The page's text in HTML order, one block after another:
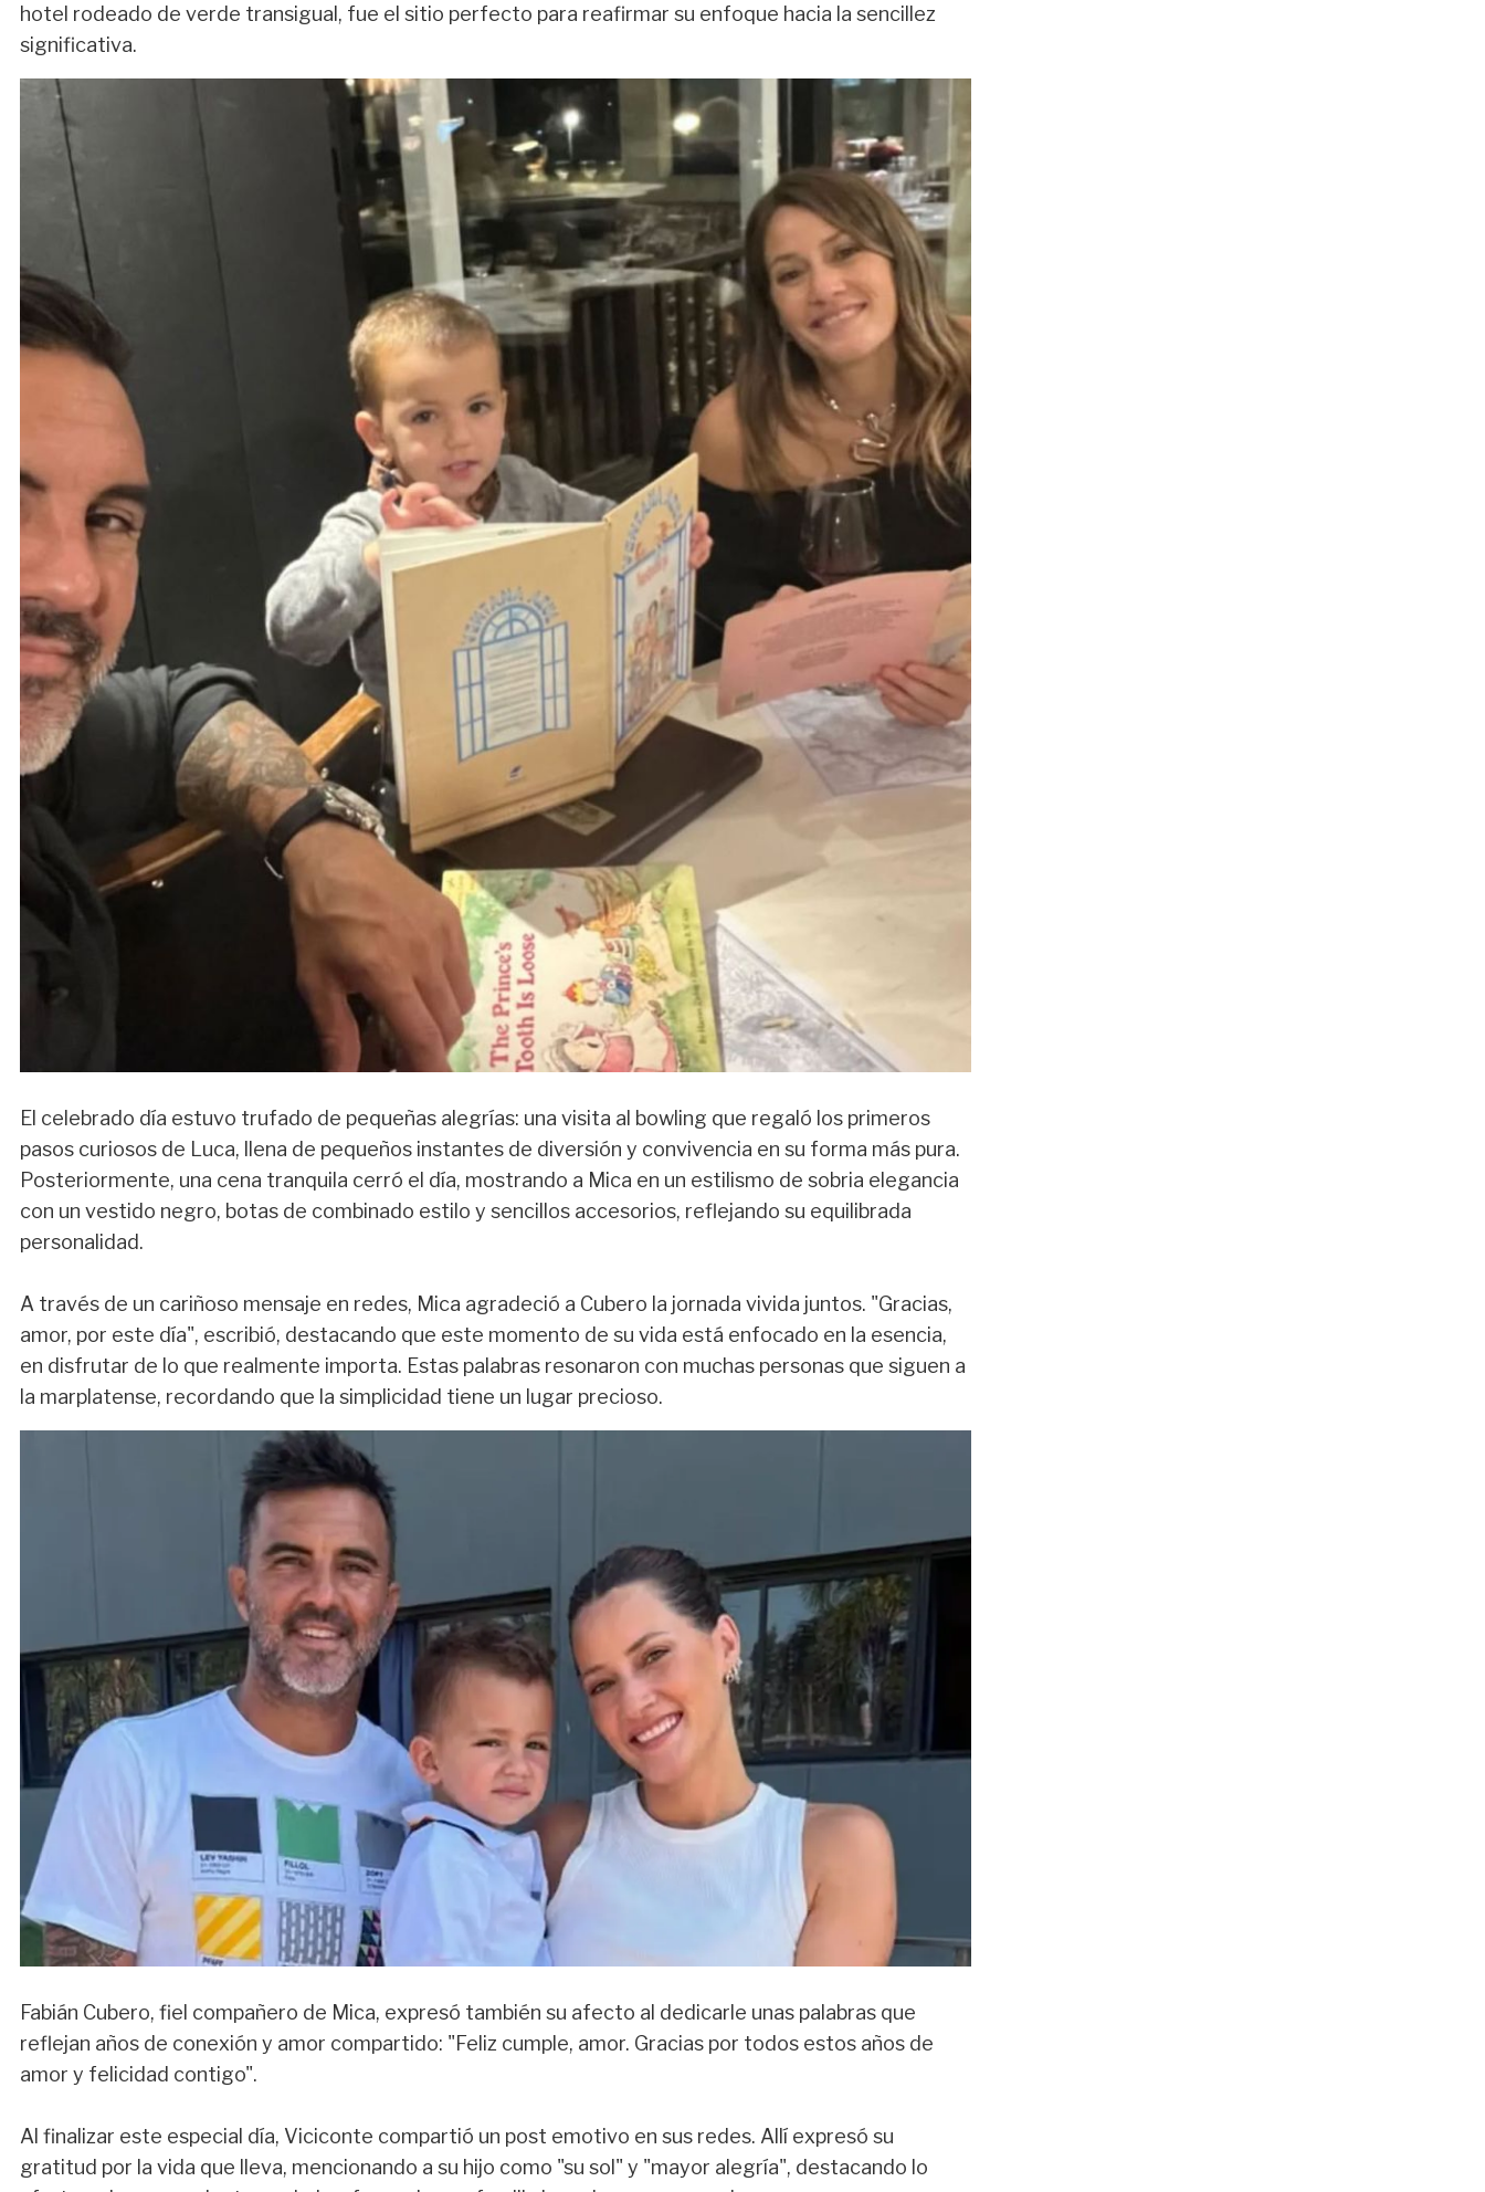
hotel rodeado de verde transigual, fue el sitio perfecto para reafirmar su enfoque hacia la sencillez
significativa.
El celebrado día estuvo trufado de pequeñas alegrías: una visita al bowling que regaló los primeros
pasos curiosos de Luca, llena de pequeños instantes de diversión y convivencia en su forma más pura.
Posteriormente, una cena tranquila cerró el día, mostrando a Mica en un estilismo de sobria elegancia
con un vestido negro, botas de combinado estilo y sencillos accesorios, reflejando su equilibrada
personalidad.
A través de un cariñoso mensaje en redes, Mica agradeció a Cubero la jornada vivida juntos. "Gracias,
amor, por este día", escribió, destacando que este momento de su vida está enfocado en la esencia,
en disfrutar de lo que realmente importa. Estas palabras resonaron con muchas personas que siguen a
la marplatense, recordando que la simplicidad tiene un lugar precioso.
Fabián Cubero, fiel compañero de Mica, expresó también su afecto al dedicarle unas palabras que
reflejan años de conexión y amor compartido: "Feliz cumple, amor. Gracias por todos estos años de
amor y felicidad contigo".
Al finalizar este especial día, Viciconte compartió un post emotivo en sus redes. Allí expresó su
gratitud por la vida que lleva, mencionando a su hijo como "su sol" y "mayor alegría", destacando lo